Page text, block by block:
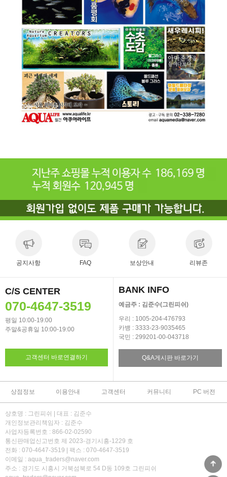
공지사항 FAQ 보상안내 리뷰존
C/S CENTER
070-4647-3519
평일 10:00-19:00
주말&공휴일 10:00-19:00
고객센터 바로연결하기
BANK INFO
예금주 : 김준수(그린피쉬)
우리 : 1005-204-476793
카뱅 : 3333-23-9035465
국민 : 299201-00-043718
Q&A게시판 바로가기
상점정보 이용안내 고객센터 커뮤니티 PC 버전
상호명 : 그린피쉬 | 대표 : 김준수
개인정보관리책임자 : 김준수
사업자등록번호 : 866-02-02590
통신판매업신고번호 제 2023-경기시흥-1229 호
전화 : 070-4647-3519 | 팩스 : 070-4647-3519
이메일 : aqua_traders@naver.com
주소 : 경기도 시흥시 거북섬북로 54 D동 109호 그린피쉬